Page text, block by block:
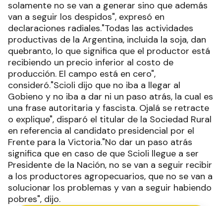
solamente no se van a generar sino que además
van a seguir los despidos", expresó en
declaraciones radiales."Todas las actividades
productivas de la Argentina, incluida la soja, dan
quebranto, lo que significa que el productor está
recibiendo un precio inferior al costo de
producción. El campo está en cero",
consideró."Scioli dijo que no iba a llegar al
Gobieno y no iba a dar ni un paso atrás, la cual es
una frase autoritaria y fascista. Ojalá se retracte
o explique", disparó el titular de la Sociedad Rural
en referencia al candidato presidencial por el
Frente para la Victoria."No dar un paso atrás
significa que en caso de que Scioli llegue a ser
Presidente de la Nación, no se van a seguir recibir
a los productores agropecuarios, que no se van a
solucionar los problemas y van a seguir habiendo
pobres", dijo.